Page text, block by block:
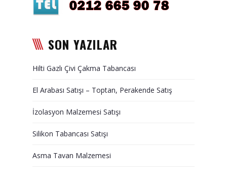
SON YAZILAR
Hilti Gazlı Çivi Çakma Tabancası
El Arabası Satışı – Toptan, Perakende Satış
İzolasyon Malzemesi Satışı
Silikon Tabancası Satışı
Asma Tavan Malzemesi